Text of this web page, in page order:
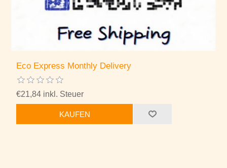
Eco Express Monthly Delivery
€21,84 inkl. Steuer
KAUFEN